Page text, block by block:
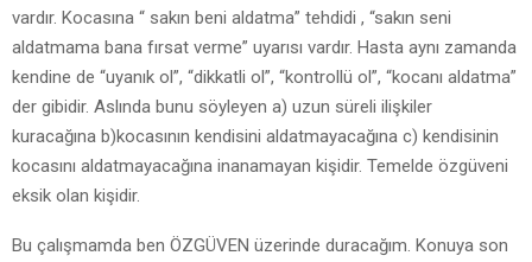
vardır. Kocasına “ sakın beni aldatma” tehdidi , “sakın seni
aldatmama bana fırsat verme” uyarısı vardır. Hasta aynı zamanda
kendine de “uyanık ol”, “dikkatli ol”, “kontrollü ol”, “kocanı aldatma”
der gibidir. Aslında bunu söyleyen a) uzun süreli ilişkiler
kuracağına b)kocasının kendisini aldatmayacağına c) kendisinin
kocasını aldatmayacağına inanamayan kişidir. Temelde özgüveni
eksik olan kişidir.
Bu çalışmamda ben ÖZGÜVEN üzerinde duracağım. Konuya son